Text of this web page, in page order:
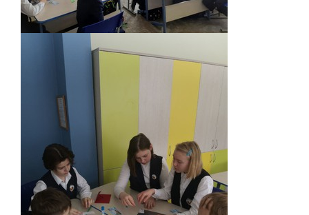
Итоговая аттестация
ЕГЭ
Воспитательная работа
Патриотическое воспитание
Воспитательный отдел
Служба сопровождения
Спортивная жизнь